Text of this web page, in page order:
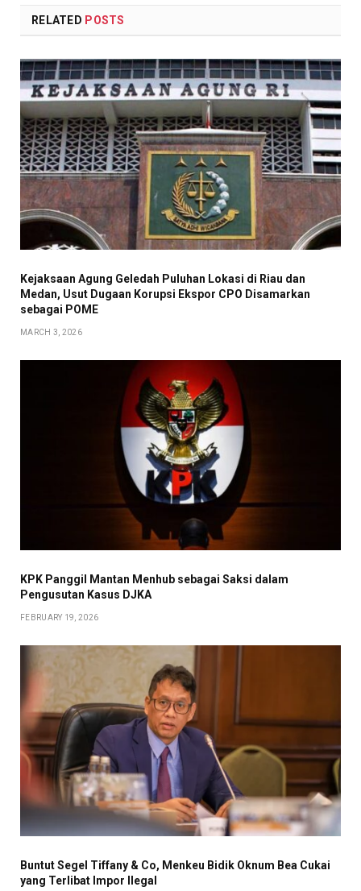
RELATED POSTS
Kejaksaan Agung Geledah Puluhan Lokasi di Riau dan
Medan, Usut Dugaan Korupsi Ekspor CPO Disamarkan
sebagai POME
MARCH 3, 2026
KPK Panggil Mantan Menhub sebagai Saksi dalam
Pengusutan Kasus DJKA
FEBRUARY 19, 2026
Buntut Segel Tiffany & Co, Menkeu Bidik Oknum Bea Cukai
yang Terlibat Impor Ilegal